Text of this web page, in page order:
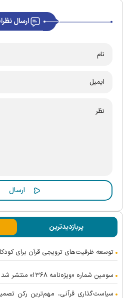
ارسال
پربازدیدترین
توسعه ظرفیت‌های ترویجی قرآن برای
سومین شماره «ویژه‌نامه ۱۳۶۸» منتشر شد
سیاست‌گذاری قرآنی، مهم‌ترین رکن